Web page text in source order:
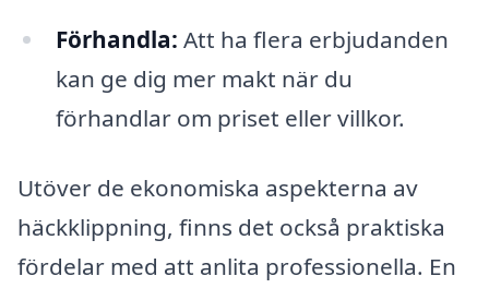
Förhandla: Att ha flera erbjudanden
kan ge dig mer makt när du
förhandlar om priset eller villkor.
Utöver de ekonomiska aspekterna av
häckklippning, finns det också praktiska
fördelar med att anlita professionella. En